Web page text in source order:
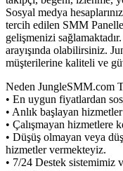
Sosyal medya
tercih edilen SMM
gelişmenizi
arayışında olabilirsiniz.
müşterilerine kaliteli ve
Neden JungleSMM.com
• En uygun fiyatlardan
• Anlık başlayan
• Çalışmayan hizmetlere
• Düşüş olmayan veya
hizmetler vermekteyiz.
• 7/24 Destek sistemimiz